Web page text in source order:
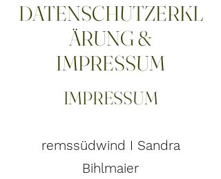
DATENSCHUTZERKL
ÄRUNG &
IMPRESSUM
IMPRESSUM
remssüdwind I Sandra
Bihlmaier